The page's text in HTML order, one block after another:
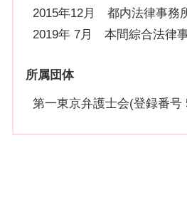
2015年12月 都内法律事務
2019年 7月 本間綜合法律
所属団体
第一東京弁護士会(登録番号